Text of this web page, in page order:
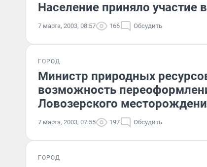
Население приняло
7 марта, 2003, 08:57 166 Обсудить
ГОРОД
Министр природных
возможность
Ловозерского
7 марта, 2003, 07:55 197 Обсудить
ГОРОД